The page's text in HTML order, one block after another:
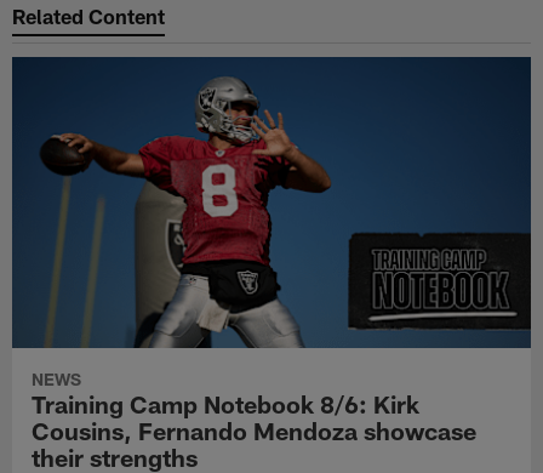
Related Content
NEWS
Training Camp Notebook 8/6: Kirk
Cousins, Fernando Mendoza showcase
their strengths